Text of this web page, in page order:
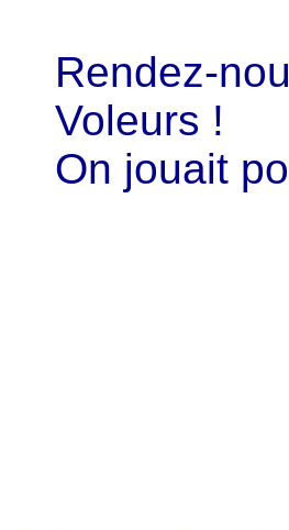
Rendez-
Voleurs !
On jouait